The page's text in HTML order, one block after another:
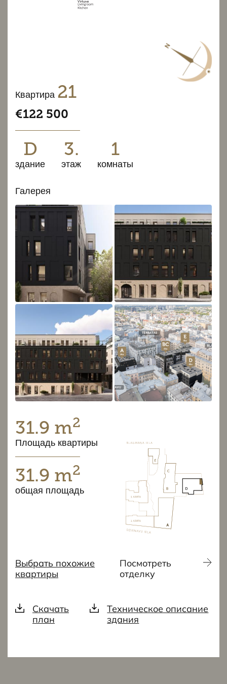
Квартира 21
€122 500
D
здание
3.
этаж
1
комнаты
Галерея
31.9 m2
Площадь квартиры
31.9 m2
общая площадь
Выбрать похожие
квартиры
Посмотреть
отделку
Скачать
план
Техническое описание
здания